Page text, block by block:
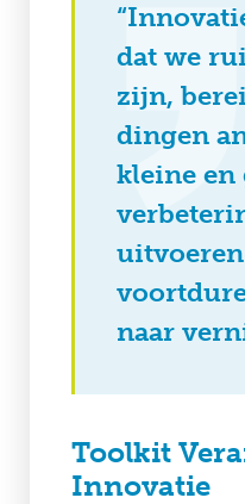
dat we
zijn,
dingen
kleine en
naar
Toolkit
Innovatie